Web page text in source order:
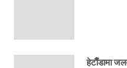
हेटाैँडामा